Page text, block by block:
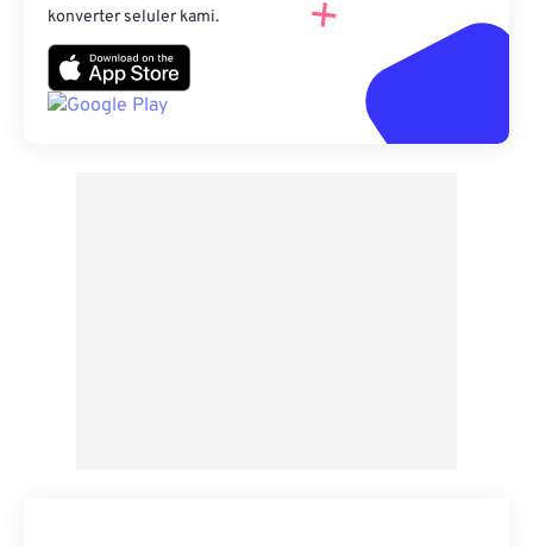
konverter seluler kami.